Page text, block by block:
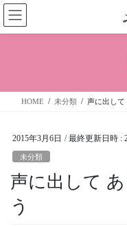
コ
ン
テ
ス
ナ
ビ
ゲ
ン
HOME 未分類 声に出して
2015年3月6日 / 最終更新日時 :
未分類
声に出して
う